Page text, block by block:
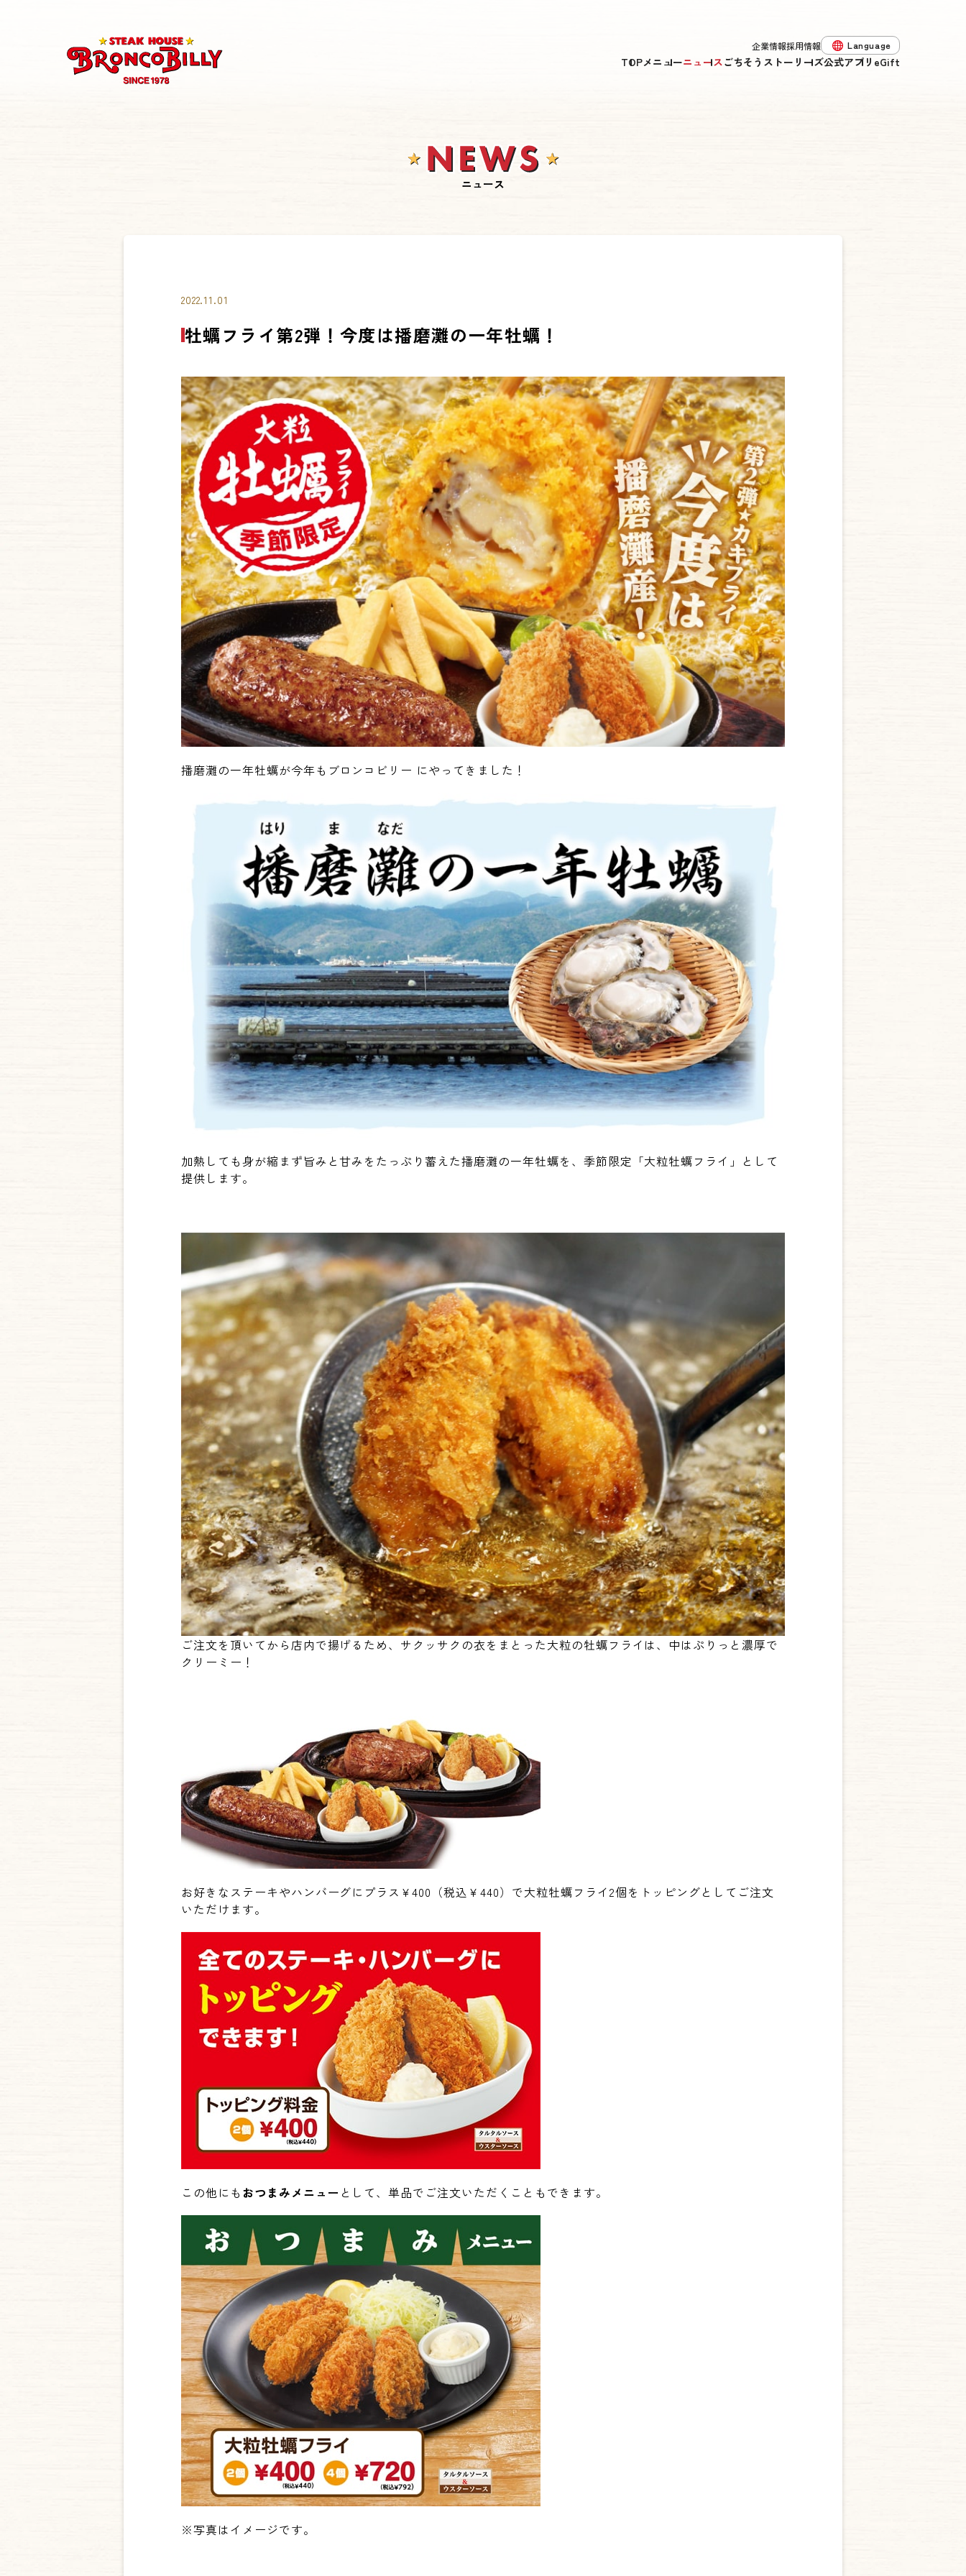
TOPメニューニュースごちそうストーリーズ公式アプリ eGift
企業情報採用情報 Language
한국어
ニュース
2022.11.01
牡蠣フライ第2弾！今度は播磨灘の一年牡蠣！
播磨灘の一年牡蠣が今年もブロンコビリー にやってきました！
加熱しても身が縮まず旨みと甘みをたっぷり蓄えた播磨灘の一年牡蠣を、季節限定「大粒牡蠣フライ」として
提供します。
ご注文を頂いてから店内で揚げるため、サクッサクの衣をまとった大粒の牡蠣フライは、中はぷりっと濃厚で
クリーミー！
お好きなステーキやハンバーグにプラス¥400（税込￥440）で大粒牡蠣フライ2個をトッピングとしてご注文
いただけます。
この他にも おつまみメニュー として、単品でご注文いただくこともできます。
※写真はイメージです。